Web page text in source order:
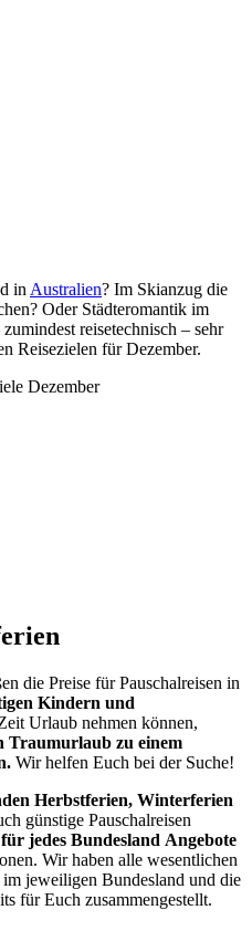
in Australien? Im Skianzug die
Oder Städteromantik im
zumindest reisetechnisch – sehr
Reisezielen für Dezember.
Dezember
die Preise für Pauschalreisen in
Kindern und
Urlaub nehmen können,
Traumurlaub zu einem
Wir helfen Euch bei der Suche!
Herbstferien, Winterferien
günstige Pauschalreisen
jedes Bundesland Angebote
Wir haben alle wesentlichen
jeweiligen Bundesland und die
für Euch zusammengestellt.